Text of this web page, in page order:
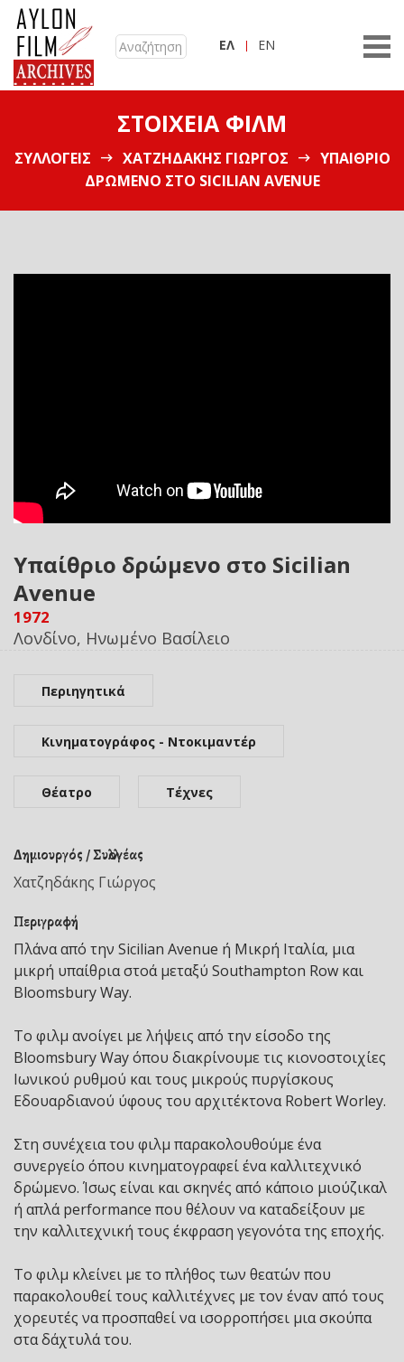
ΕΛ EN
ΣΤΟΙΧΕΊΑ ΦΙΛΜ
ΣΥΛΛΟΓΕΊΣ ΧΑΤΖΗΔΆΚΗΣ ΓΙΏΡΓΟΣ
ΥΠΑΊΘΡΙΟ
ΔΡΏΜΕΝΟ ΣΤΟ SICILIAN AVENUE
Υπαίθριο δρώμενο στο Sicilian
Avenue
1972
Λονδίνο, Ηνωμένο Βασίλειο
Περιηγητικά
Κινηματογράφος - Ντοκιμαντέρ
Θέατρο Τέχνες
Δημιουργός / Συλλογέας
Χατζηδάκης Γιώργος
Περιγραφή
Πλάνα από την Sicilian Avenue ή Μικρή Ιταλία, μια
μικρή υπαίθρια στοά μεταξύ Southampton Row και
Bloomsbury Way.
Το φιλμ ανοίγει με λήψεις από την είσοδο της
Bloomsbury Way όπου διακρίνουμε τις κιονοστοιχίες
Ιωνικού ρυθμού και τους μικρούς πυργίσκους
Εδουαρδιανού ύφους του αρχιτέκτονα Robert Worley.
Στη συνέχεια του φιλμ παρακολουθούμε ένα
συνεργείο όπου κινηματογραφεί ένα καλλιτεχνικό
δρώμενο. Ίσως είναι και σκηνές από κάποιο μιούζικαλ
ή απλά performance που θέλουν να καταδείξουν με
την καλλιτεχνική τους έκφραση γεγονότα της εποχής.
Το φιλμ κλείνει με το πλήθος των θεατών που
παρακολουθεί τους καλλιτέχνες με τον έναν από τους
χορευτές να προσπαθεί να ισορροπήσει μια σκούπα
στα δάχτυλά του.